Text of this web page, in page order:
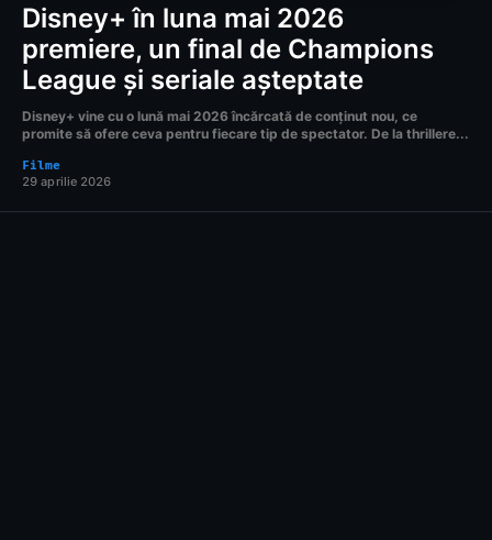
Disney+ în luna mai 2026
premiere, un final de Champions
League și seriale așteptate
Disney+ vine cu o lună mai 2026 încărcată de conținut nou, ce
promite să ofere ceva pentru fiecare tip de spectator. De la thrillere...
Filme
29 aprilie 2026